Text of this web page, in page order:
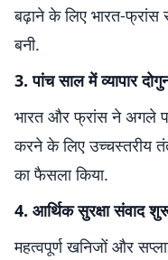
बढ़ाने के लिए भारत-फ्रांस
बनी.
3. पांच साल में व्यापार
भारत और फ्रांस ने अगले पांच
करने के लिए उच्चस्तरीय
का फैसला किया.
4. आर्थिक सुरक्षा संवाद
महत्वपूर्ण खनिजों और